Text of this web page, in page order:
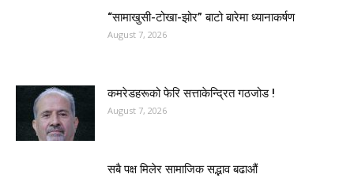
“सामाखुसी-टोखा-झोर” बाटो बारेमा ध्यानाकर्षण
August 7, 2026
कमरेडहरूको फेरि सत्ताकेन्द्रित गठजोड !
August 7, 2026
सबै पक्ष मिलेर सामाजिक सद्भाव बढाऔं